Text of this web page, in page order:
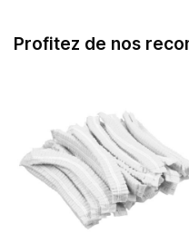
Profitez de nos